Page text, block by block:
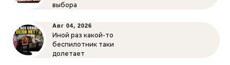
выбора
Авг 04, 2026
Иной раз какой-то
беспилотник таки
долетает